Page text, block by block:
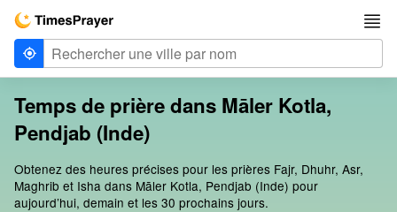
Temps de prière dans Māler Kotla,
Pendjab (Inde)
Obtenez des heures précises pour les prières Fajr, Dhuhr, Asr,
Maghrib et Isha dans Māler Kotla, Pendjab (Inde) pour
aujourd’hui, demain et les 30 prochains jours.